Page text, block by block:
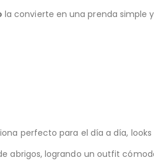
la convierte en una prenda simple
perfecto para el día a día,
abrigos, logrando un outfit